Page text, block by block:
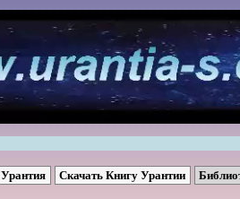
Урантия Скачать Книгу Урантии